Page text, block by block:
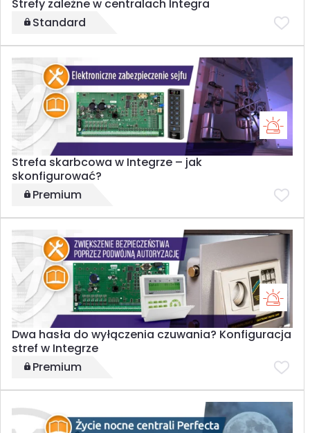
Strefy zależne w centralach Integra
Standard
Strefa skarbcowa w Integrze – jak
skonfigurować?
Premium
Dwa hasła do wyłączenia czuwania? Konfiguracja
stref w Integrze
Premium